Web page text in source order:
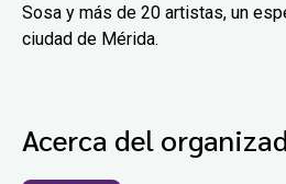
Sosa y más de 20 artistas, un
ciudad de Mérida.
Acerca del